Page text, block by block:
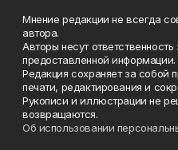
Мнение редакции не всегда
автора.
Авторы несут
предоставленной информации.
Редакция сохраняет за собой
печати, редактирования и
Рукописи и иллюстрации не
возвращаются.
Об использовании